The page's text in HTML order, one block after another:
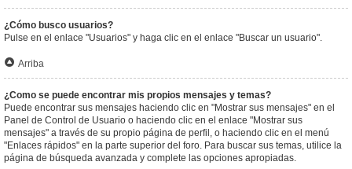
¿Cómo busco usuarios?
Pulse en el enlace "Usuarios" y haga clic en el enlace "Buscar un usuario".
Arriba
¿Como se puede encontrar mis propios mensajes y temas?
Puede encontrar sus mensajes haciendo clic en "Mostrar sus mensajes" en el
Panel de Control de Usuario o haciendo clic en el enlace "Mostrar sus
mensajes" a través de su propio página de perfil, o haciendo clic en el menú
"Enlaces rápidos" en la parte superior del foro. Para buscar sus temas, utilice la
página de búsqueda avanzada y complete las opciones apropiadas.